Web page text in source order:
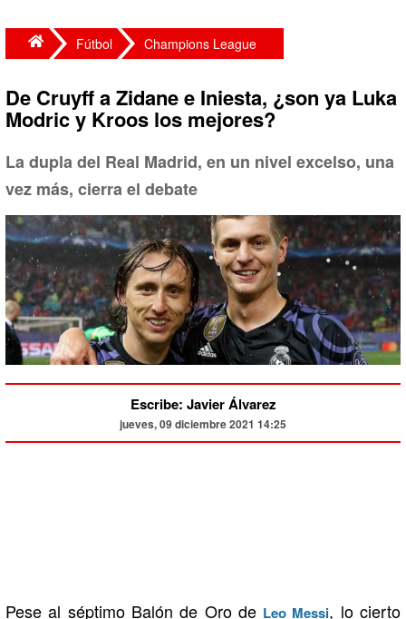
Fútbol Champions League
De Cruyff a Zidane e Iniesta, ¿son ya Luka
Modric y Kroos los mejores?
La dupla del Real Madrid, en un nivel excelso, una
vez más, cierra el debate
Escribe: Javier Álvarez
jueves, 09 diciembre 2021 14:25
Pese al séptimo Balón de Oro de Leo Messi, lo cierto